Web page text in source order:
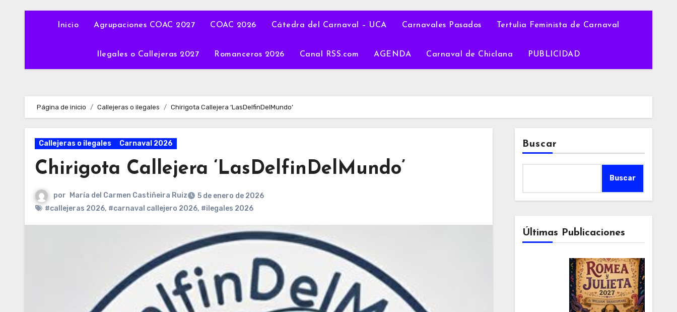
Inicio Agrupaciones COAC 2027 COAC 2026 Cátedra del Carnaval – UCA Carnavales Pasados Tertulia Feminista de Carnaval
Ilegales o Callejeras 2027 Romanceros 2026 Canal RSS.com AGENDA Carnaval de Chiclana PUBLICIDAD
Página de inicio Callejeras o ilegales Chirigota Callejera ‘LasDelfinDelMundo’
Callejeras o ilegales Carnaval 2026
Chirigota Callejera ‘LasDelfinDelMundo’
por María del Carmen Castiñeira Ruiz
5 de enero de 2026
#callejeras 2026, #carnaval callejero 2026, #ilegales 2026
Buscar
Buscar
Últimas Publicaciones